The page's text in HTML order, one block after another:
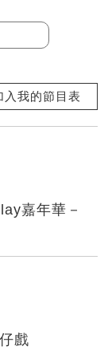
入我的節目表
嘉年華－
戲